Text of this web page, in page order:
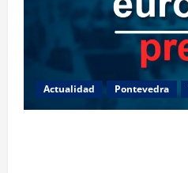
Actualidad Pontevedra